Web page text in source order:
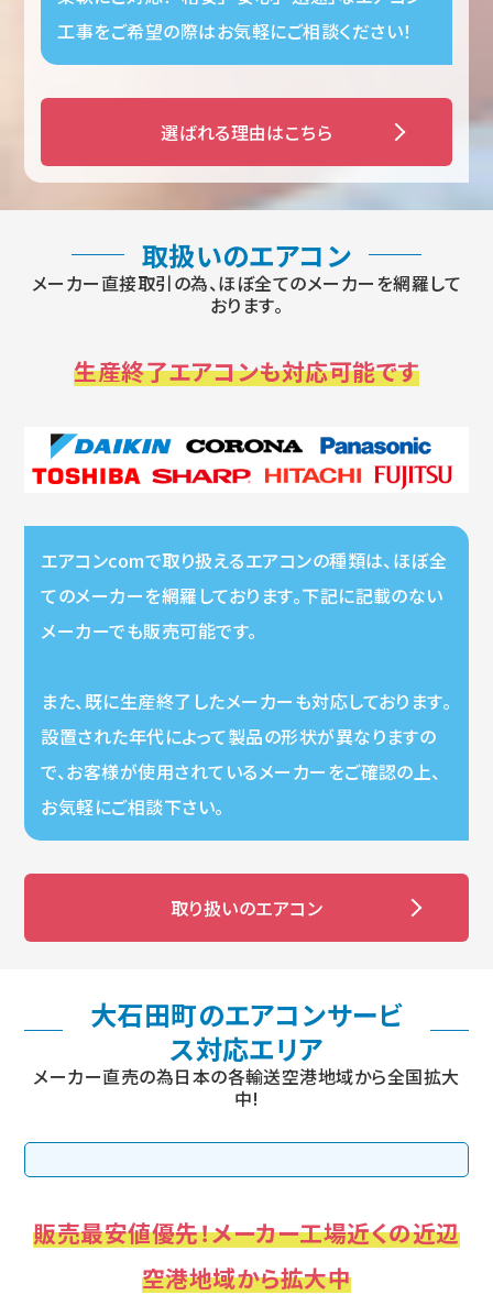
工事をご希望の際はお気軽にご相談ください！
選ばれる理由はこちら
取扱いのエアコン
メーカー直接取引の為、ほぼ全てのメーカーを網羅して
おります。
生産終了エアコンも対応可能です
エアコンcomで取り扱えるエアコンの種類は、ほぼ全
てのメーカーを網羅しております。下記に記載のない
メーカーでも販売可能です。
また、既に生産終了したメーカーも対応しております。
設置された年代によって製品の形状が異なりますの
で、お客様が使用されているメーカーをご確認の上、
お気軽にご相談下さい。
取り扱いのエアコン
大石田町のエアコンサービ
ス対応エリア
メーカー直売の為日本の各輸送空港地域から全国拡大
中!
販売最安値優先！メーカー工場近くの近辺
空港地域から拡大中